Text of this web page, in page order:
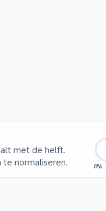
met de helft.
te normaliseren.
0%